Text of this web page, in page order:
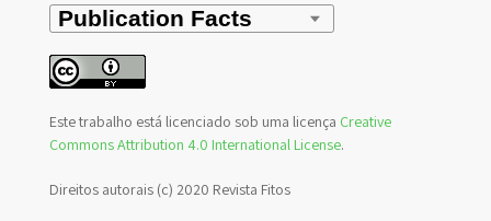
Este trabalho está licenciado sob uma licença Creative
Commons Attribution 4.0 International License.
Direitos autorais (c) 2020 Revista Fitos